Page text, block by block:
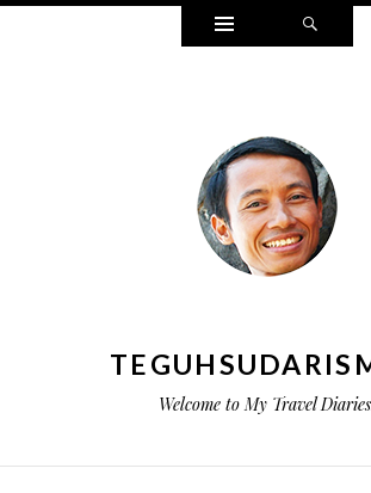
Widgets
Welcome to My Travel